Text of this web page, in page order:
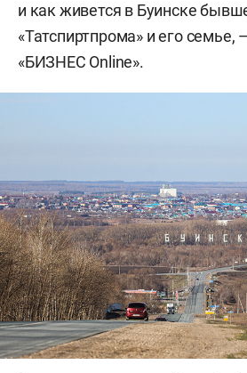
и как живется в Буинске
«Татспиртпрома» и его семье,
«БИЗНЕС Online».